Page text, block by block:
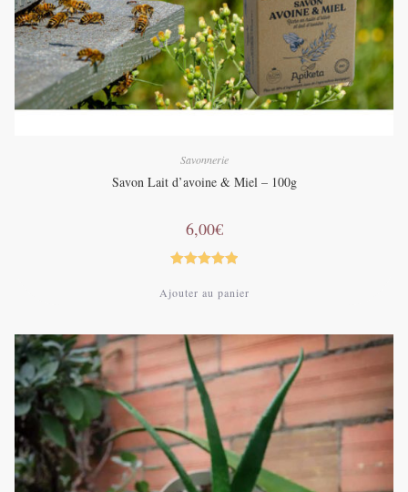
Savonnerie
Savon Lait d’avoine & Miel – 100g
6,00€
sur 5
Ajouter au panier